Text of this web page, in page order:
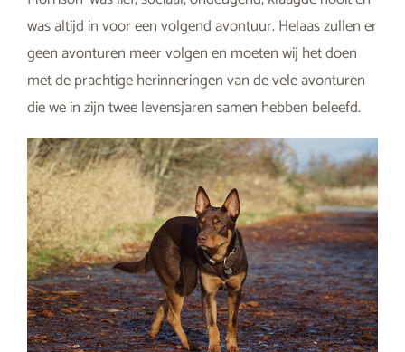
was altijd in voor een volgend avontuur. Helaas zullen er
geen avonturen meer volgen en moeten wij het doen
met de prachtige herinneringen van de vele avonturen
die we in zijn twee levensjaren samen hebben beleefd.